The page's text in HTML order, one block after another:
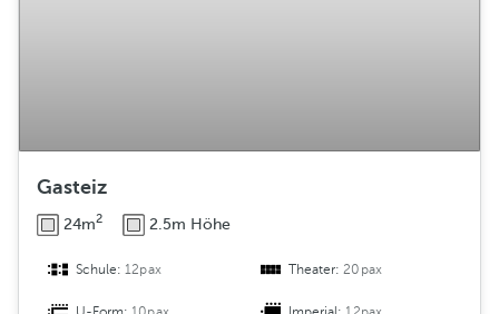
Gasteiz
24m2 2.5m Höhe
Schule:12pax Theater:20pax